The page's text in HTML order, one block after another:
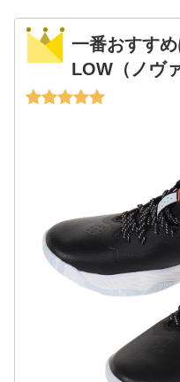
一番おすす
LOW（ノヴ